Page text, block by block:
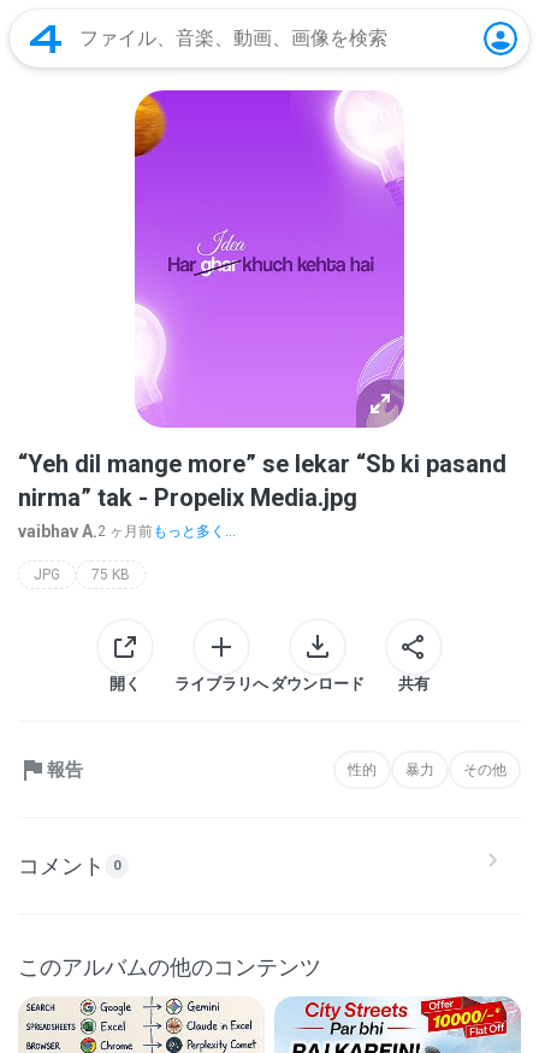
“Yeh dil mange more” se lekar “Sb ki pasand
nirma” tak - Propelix Media.jpg
vaibhav A.2 ヶ月前もっと多く...
JPG 75 KB
開く ライブラリへ ダウンロード 共有
報告 性的 暴力 その他
コメント 0
このアルバムの他のコンテンツ